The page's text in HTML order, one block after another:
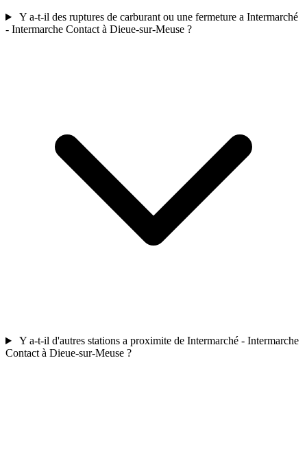
Y a-t-il des ruptures de carburant ou une fermeture a Intermarché
- Intermarche Contact à Dieue-sur-Meuse ?
Y a-t-il d'autres stations a proximite de Intermarché - Intermarche
Contact à Dieue-sur-Meuse ?